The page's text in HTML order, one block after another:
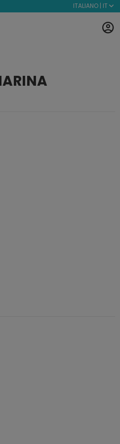
ITALIANO | IT